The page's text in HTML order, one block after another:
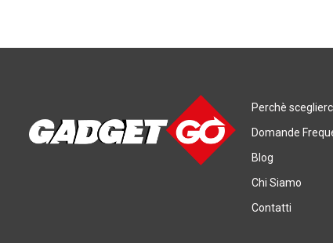
Perchè
Domande
Blog
Chi Siamo
Contatti